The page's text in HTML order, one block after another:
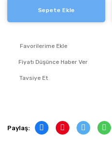
Sepete Ekle
Fiyatı Düşünce Haber Ver
Tavsiye Et
Paylaş: